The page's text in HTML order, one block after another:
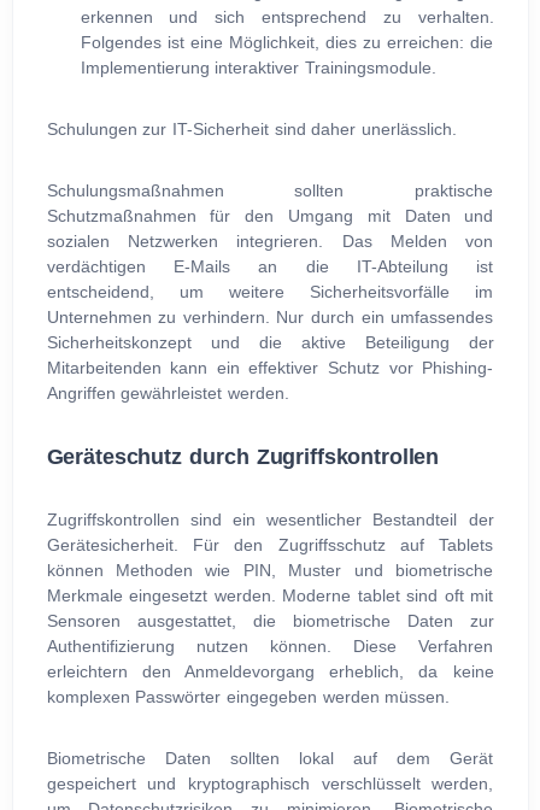
erkennen und sich entsprechend zu verhalten.
Folgendes ist eine Möglichkeit, dies zu erreichen: die
Implementierung interaktiver Trainingsmodule.
Schulungen zur IT-Sicherheit sind daher unerlässlich.
Schulungsmaßnahmen sollten praktische
Schutzmaßnahmen für den Umgang mit Daten und
sozialen Netzwerken integrieren. Das Melden von
verdächtigen E-Mails an die IT-Abteilung ist
entscheidend, um weitere Sicherheitsvorfälle im
Unternehmen zu verhindern. Nur durch ein umfassendes
Sicherheitskonzept und die aktive Beteiligung der
Mitarbeitenden kann ein effektiver Schutz vor Phishing-
Angriffen gewährleistet werden.
Geräteschutz durch Zugriffskontrollen
Zugriffskontrollen sind ein wesentlicher Bestandteil der
Gerätesicherheit. Für den Zugriffsschutz auf Tablets
können Methoden wie PIN, Muster und biometrische
Merkmale eingesetzt werden. Moderne tablet sind oft mit
Sensoren ausgestattet, die biometrische Daten zur
Authentifizierung nutzen können. Diese Verfahren
erleichtern den Anmeldevorgang erheblich, da keine
komplexen Passwörter eingegeben werden müssen.
Biometrische Daten sollten lokal auf dem Gerät
gespeichert und kryptographisch verschlüsselt werden,